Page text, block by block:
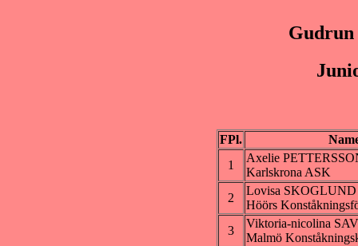
FPl.
1
Axelie
Karlskrona ASK
2
Lovisa SKOGLUND
Höörs
3
Viktoria-nicolina
Malmö